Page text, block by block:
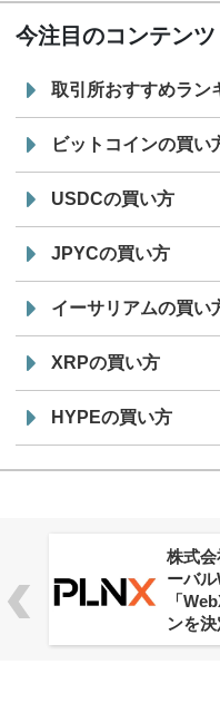
今注目のコンテンツ
取引所おすすめラン
ビットコインの買い
USDCの買い方
JPYCの買い方
イーサリアムの買い
XRPの買い方
HYPEの買い方
株式
ーバ
「
ンを決